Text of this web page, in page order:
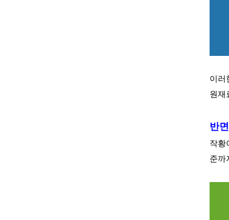
이러
원재
반
작황
준까